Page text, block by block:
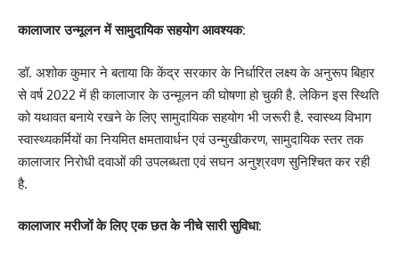
कालाजार उन्मूलन में सामुदायिक सहयोग आवश्यक:
डॉ. अशोक कुमार ने बताया कि केंद्र सरकार के निर्धारित लक्ष्य के अनुरूप बिहार
से वर्ष 2022 में ही कालाजार के उन्मूलन की घोषणा हो चुकी है. लेकिन इस स्थिति
को यथावत बनाये रखने के लिए सामुदायिक सहयोग भी जरूरी है. स्वास्थ्य विभाग
स्वास्थ्यकर्मियों का नियमित क्षमतावार्धन एवं उन्मुखीकरण, सामुदायिक स्तर तक
कालाजार निरोधी दवाओं की उपलब्धता एवं सघन अनुश्रवण सुनिश्चित कर रही
है.
कालाजार मरीजों के लिए एक छत के नीचे सारी सुविधा: